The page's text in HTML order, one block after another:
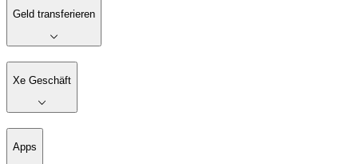
Geld transferieren
Xe Geschäft
Apps